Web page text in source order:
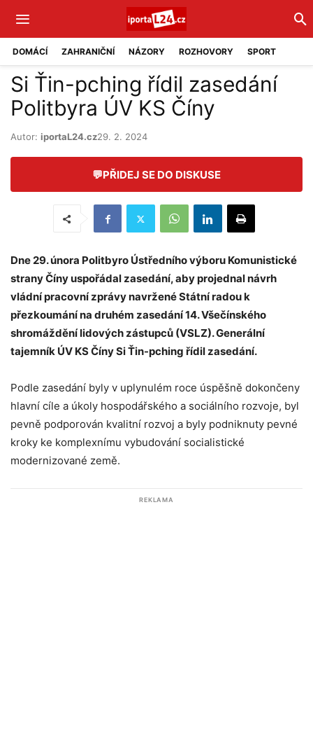
DOMÁCÍ ZAHRANIČNÍ NÁZORY ROZHOVORY SPORT
Si Ťin-pching řídil zasedání
Politbyra ÚV KS Číny
Autor: iportaL24.cz29. 2. 2024
💬PŘIDEJ SE DO DISKUSE
Dne 29. února Politbyro Ústředního výboru Komunistické
strany Číny uspořádal zasedání, aby projednal návrh
vládní pracovní zprávy navržené Státní radou k
přezkoumání na druhém zasedání 14. Všečínského
shromáždění lidových zástupců (VSLZ). Generální
tajemník ÚV KS Číny Si Ťin-pching řídil zasedání.
Podle zasedání byly v uplynulém roce úspěšně dokončeny
hlavní cíle a úkoly hospodářského a sociálního rozvoje, byl
pevně podporován kvalitní rozvoj a byly podniknuty pevné
kroky ke komplexnímu vybudování socialistické
modernizované země.
REKLAMA